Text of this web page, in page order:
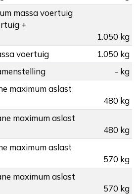
massa voertuig
+
1.050 kg
voertuig
1.050 kg
- kg
maximum aslast
480 kg
maximum aslast
480 kg
maximum aslast
570 kg
maximum aslast
570 kg